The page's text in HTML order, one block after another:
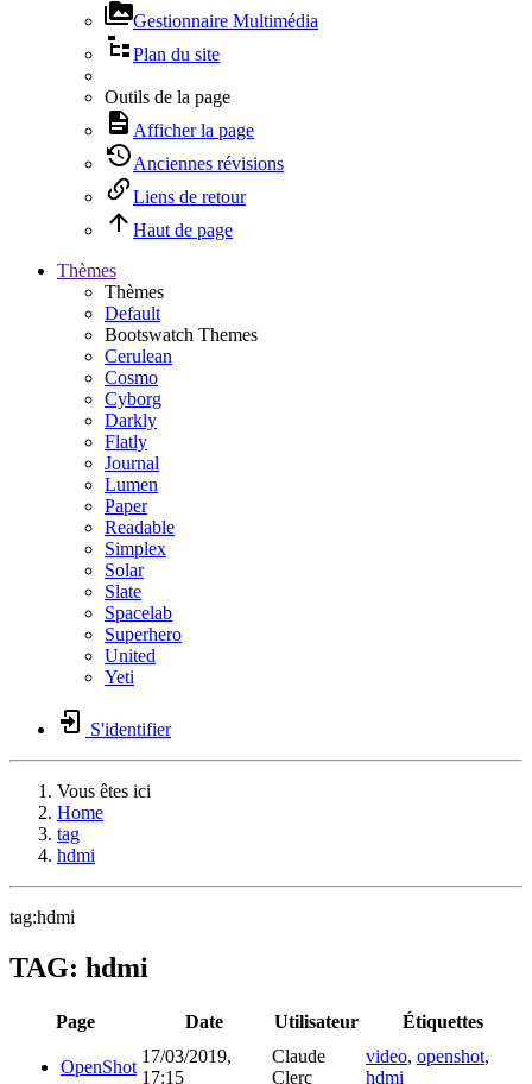
Gestionnaire Multimédia
Plan du site
Outils de la page
Afficher la page
Anciennes révisions
Liens de retour
Haut de page
Thèmes
Thèmes
Default
Bootswatch Themes
Cerulean
Cosmo
Cyborg
Darkly
Flatly
Journal
Lumen
Paper
Readable
Simplex
Solar
Slate
Spacelab
Superhero
United
Yeti
S'identifier
Vous êtes ici
Home
tag
hdmi
tag:hdmi
TAG: hdmi
Page Date Utilisateur Étiquettes
OpenShot
17/03/2019,
17:15
Claude
Clerc
video, openshot,
hdmi